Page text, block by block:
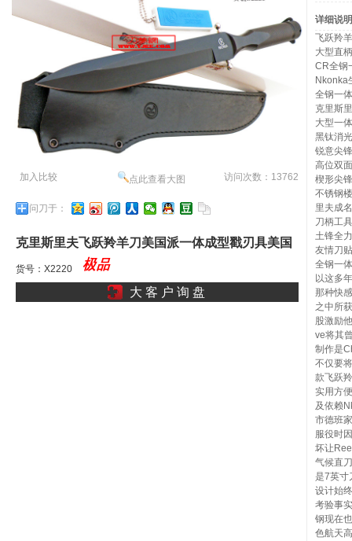
加入比较 点此查看大图 访问次数：13762
问刀于：
克里斯里夫飞跃羚羊刀美国派一体成型戳刃具美国
刀梦人独角兽刺ll
货号：X2220
大 客 户 询 盘
详细说明
飞跃羚
大型直
CR全钢
Nkonka
全钢一
克里斯
大型一
黑钛消
锐意尖
高位双
楔形尖
不锈钢
里夫成
刀柄工
土锋全
友情刀
全钢一
以这多
那种快
之中所
股激励
ve将其
制作是
不仅要
款飞跃
实用方
及依赖
市德班
服役时
坏让
气候直
是7英寸
设计始
考验事
钢现在
色航天